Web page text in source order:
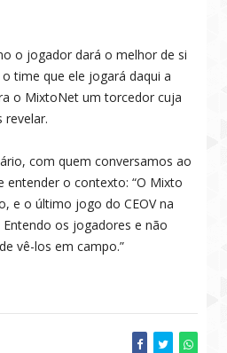
o jogador dará o melhor de si
time que ele jogará daqui a
o MixtoNet um torcedor cuja
revelar.
com quem conversamos ao
entender o contexto: “O Mixto
e o último jogo do CEOV na
os jogadores e não
vê-los em campo.”